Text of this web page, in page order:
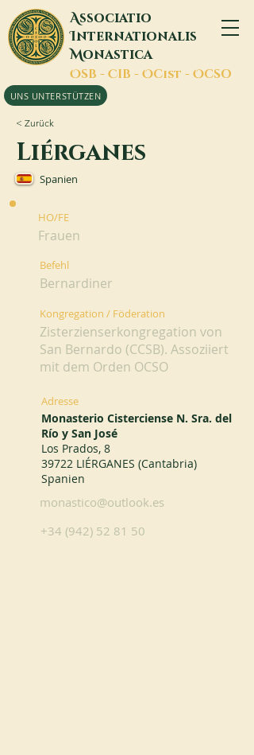
Associatio
Internationalis
Monastica
OSB - CIB - OCist - OCSO
UNS UNTERSTÜTZEN
< Zurück
Liérganes
Spanien
HO/FE
Frauen
Befehl
Bernardiner
Kongregation / Föderation
Zisterzienserkongregation von
San Bernardo (CCSB). Assoziiert
mit dem Orden OCSO
Adresse
Monasterio Cisterciense N. Sra. del
Río y San José
Los Prados, 8
39722 LIÉRGANES (Cantabria)
Spanien
monastico@outlook.es
+34 (942) 52 81 50